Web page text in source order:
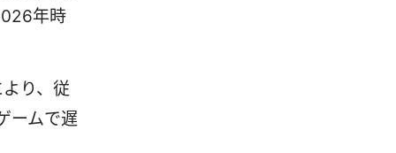
年時
り、従
ームで遅